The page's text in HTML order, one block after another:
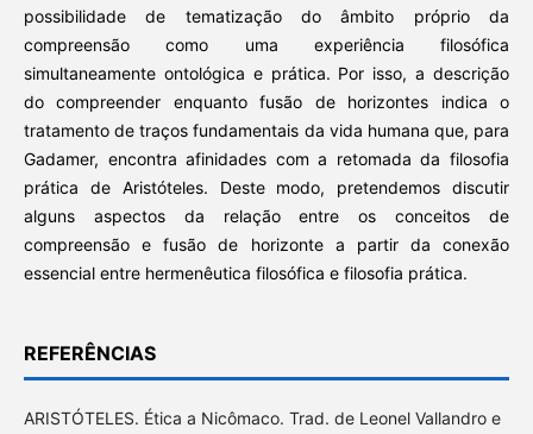
possibilidade de tematização do âmbito próprio da
compreensão como uma experiência filosófica
simultaneamente ontológica e prática. Por isso, a descrição
do compreender enquanto fusão de horizontes indica o
tratamento de traços fundamentais da vida humana que, para
Gadamer, encontra afinidades com a retomada da filosofia
prática de Aristóteles. Deste modo, pretendemos discutir
alguns aspectos da relação entre os conceitos de
compreensão e fusão de horizonte a partir da conexão
essencial entre hermenêutica filosófica e filosofia prática.
REFERÊNCIAS
ARISTÓTELES. Ética a Nicômaco. Trad. de Leonel Vallandro e